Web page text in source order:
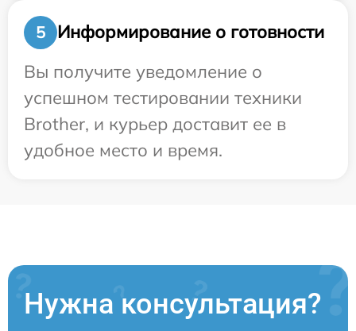
5
Информирование о готовности
Вы получите уведомление о
успешном тестировании техники
Brother, и курьер доставит ее в
удобное место и время.
Нужна консультация?